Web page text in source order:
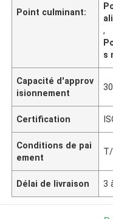
Point culminant:
,
s
Capacité d'approv
isionnement
Certification
Conditions de pai
ement
Délai de livraison 3